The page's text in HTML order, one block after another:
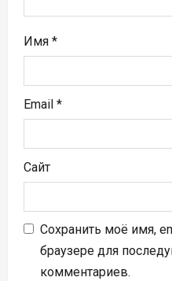
я
м
Имя *
Email *
Сайт
Сохранить моё имя,
браузере для
комментариев.